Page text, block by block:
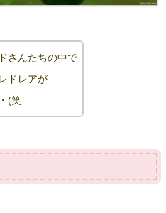
さんたちの中で
ドレアが
(笑